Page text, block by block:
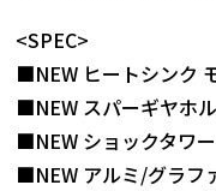
<SPEC>
■NEW ヒートシンク
■NEW スパーギヤホ
■NEW ショックタワー
■NEW アルミ/グラフ